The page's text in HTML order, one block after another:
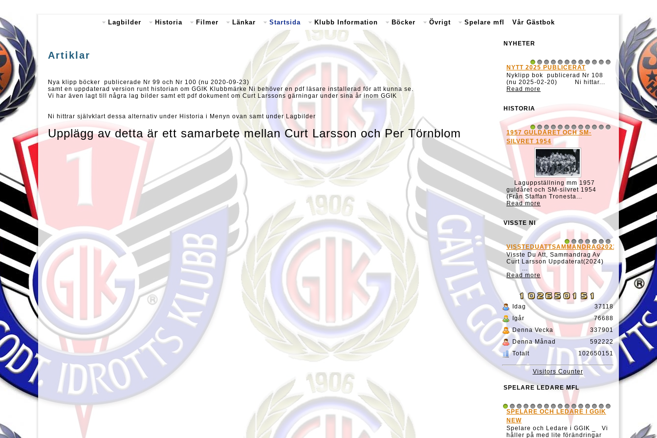
Lagbilder Historia Filmer Länkar Startsida Klubb Information Böcker Övrigt Spelare mfl Vår Gästbok
Artiklar
Nya klipp böcker publicerade Nr 99 och Nr 100 (nu 2020-09-23)
samt en uppdaterad version runt historian om GGIK Klubbmärke Ni behöver en pdf läsare installerad för att kunna se.
Vi har även lagt till några lag bilder samt ett pdf dokument om Curt Larssons gärningar under sina år inom GGIK
Ni hittrar självklart dessa alternativ under Historia i Menyn ovan samt under Lagbilder
Upplägg av detta är ett samarbete mellan Curt Larsson och Per Törnblom
NYHETER
1 2 3 4 5 6 7 8 9
NYTT 2025 PUBLICERAT
Nyklipp bok publicerad Nr 108
(nu 2025-02-20) Ni hittar...
Read more
HISTORIA
1 2 3 4 5 6 7 8 9
1957 GULDÅRET OCH SM-
SILVRET 1954
Laguppställning mm 1957
guldåret och SM-silvret 1954
(Från Staffan Tronesta...
Read more
VISSTE NI
1 2 3 4 5 6 7
VISSTEDUATTSAMMANDRAG20231127
Visste Du Att, Sammandrag Av
Curt Larsson Uppdaterat(2024)
...
Read more
Idag
Igår
Denna Vecka
Denna Månad
Totalt
37118
76688
337901
592222
102650151
Visitors Counter
SPELARE LEDARE MFL
2 3 4 5 6 7 8 9 10111213141516
SPELARE OCH LEDARE I GGIK
NEW
Spelare och Ledare i GGIK _ Vi
håller på med lite förändringar